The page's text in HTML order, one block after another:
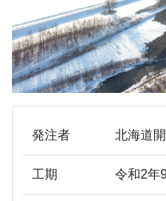
発注者 北海道
工期 令和2年